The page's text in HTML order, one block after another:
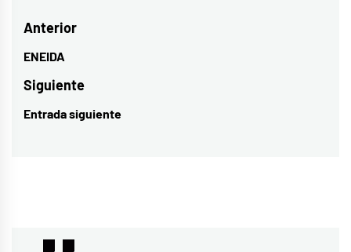
Navegación
de
entradas
Anterior
Entrada
anterior:
ENEIDA
Siguiente
Entrada
Entrada siguiente